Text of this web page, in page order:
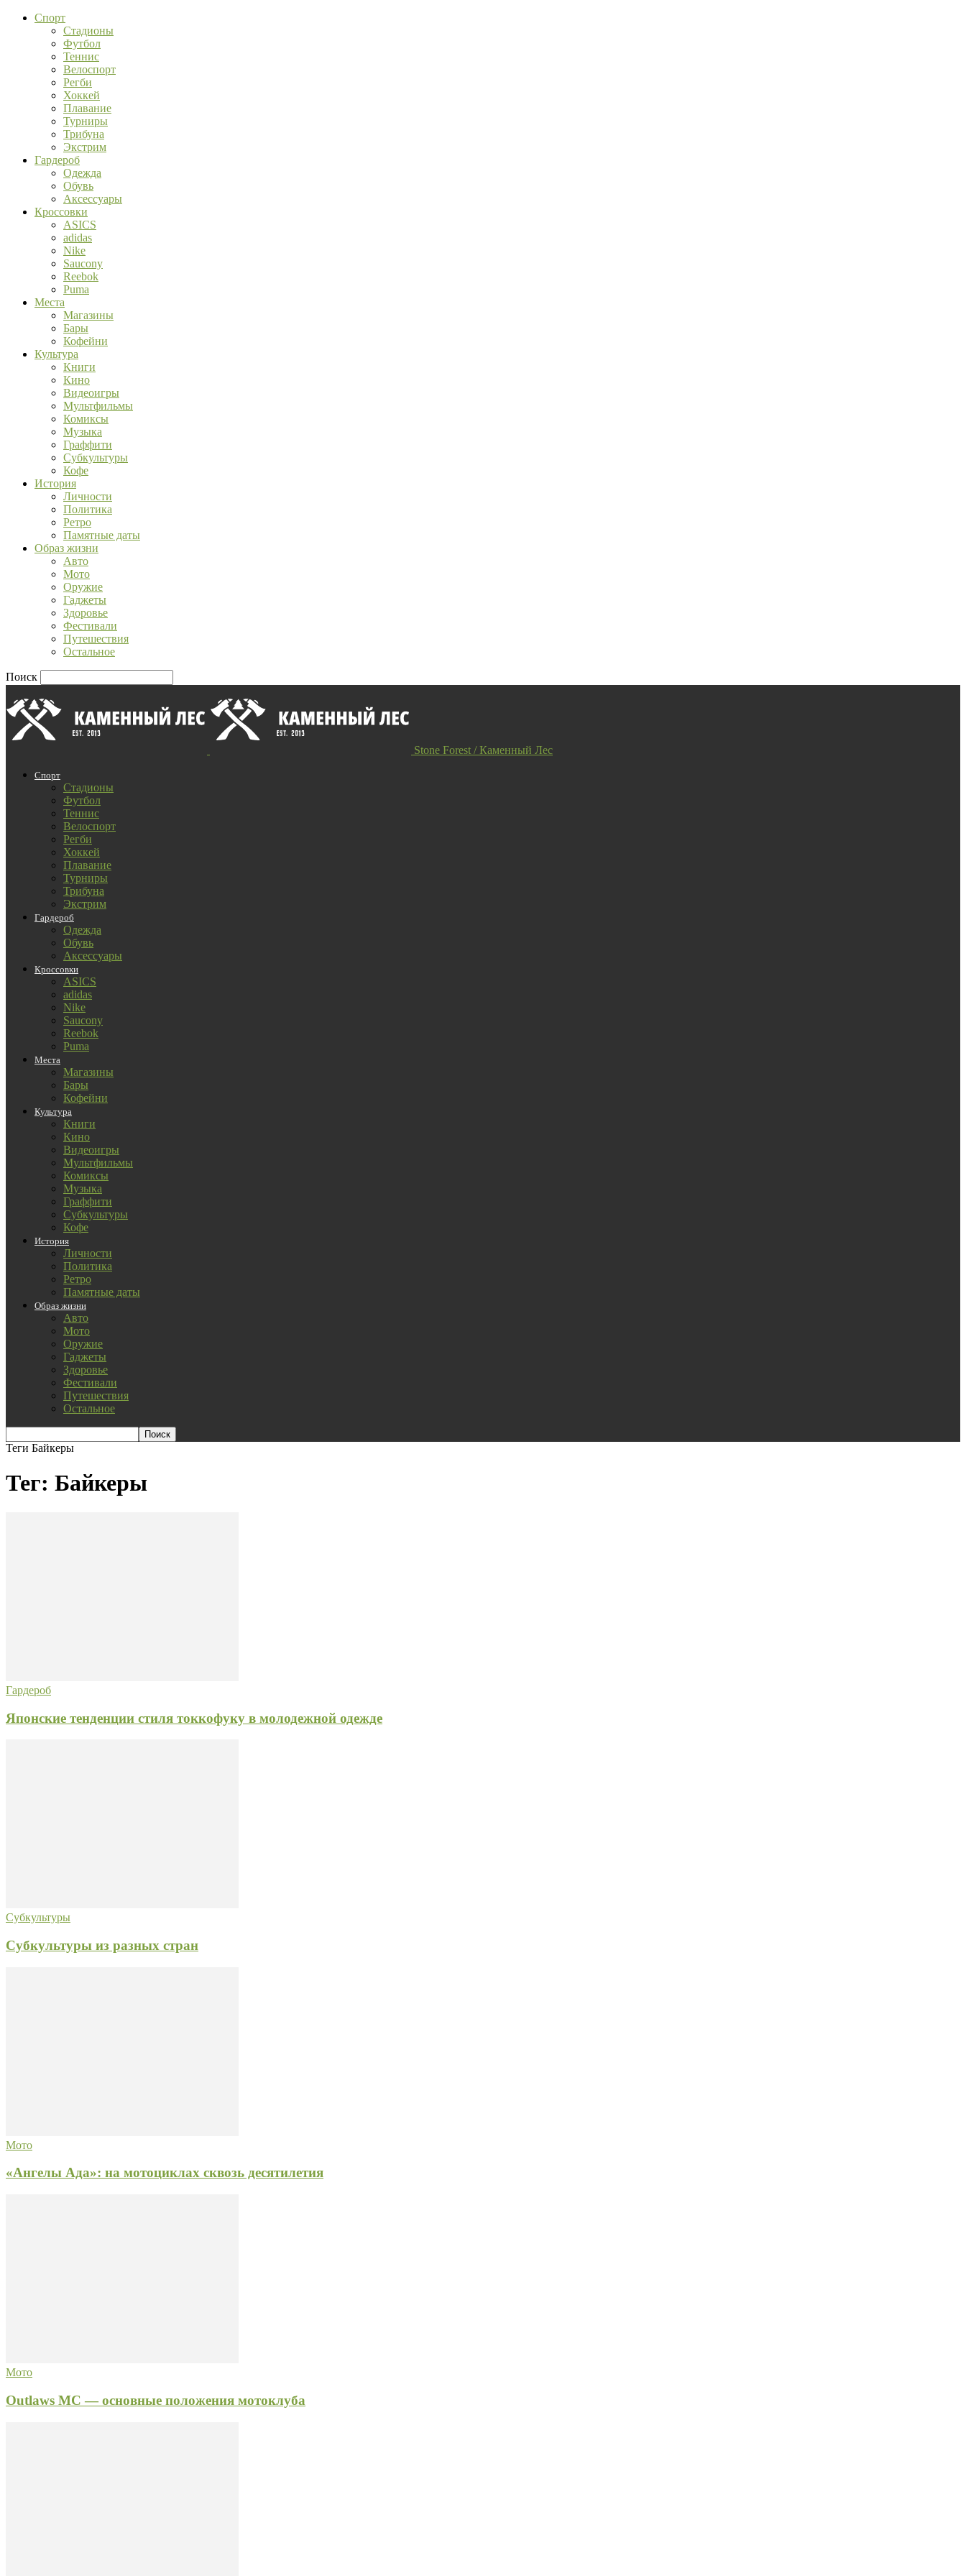
Спорт
Стадионы
Футбол
Теннис
Велоспорт
Регби
Хоккей
Плавание
Турниры
Трибуна
Экстрим
Гардероб
Одежда
Обувь
Аксессуары
Кроссовки
ASICS
adidas
Nike
Saucony
Reebok
Puma
Места
Магазины
Бары
Кофейни
Культура
Книги
Кино
Видеоигры
Мультфильмы
Комиксы
Музыка
Граффити
Субкультуры
Кофе
История
Личности
Политика
Ретро
Памятные даты
Образ жизни
Авто
Мото
Оружие
Гаджеты
Здоровье
Фестивали
Путешествия
Остальное
Поиск
Stone Forest / Каменный Лес
Спорт
Стадионы
Футбол
Теннис
Велоспорт
Регби
Хоккей
Плавание
Турниры
Трибуна
Экстрим
Гардероб
Одежда
Обувь
Аксессуары
Кроссовки
ASICS
adidas
Nike
Saucony
Reebok
Puma
Места
Магазины
Бары
Кофейни
Культура
Книги
Кино
Видеоигры
Мультфильмы
Комиксы
Музыка
Граффити
Субкультуры
Кофе
История
Личности
Политика
Ретро
Памятные даты
Образ жизни
Авто
Мото
Оружие
Гаджеты
Здоровье
Фестивали
Путешествия
Остальное
Теги Байкеры
Тег: Байкеры
Гардероб
Японские тенденции стиля токкофуку в молодежной одежде
Субкультуры
Субкультуры из разных стран
Мото
«Ангелы Ада»: на мотоциклах сквозь десятилетия
Мото
Outlaws MC — основные положения мотоклуба